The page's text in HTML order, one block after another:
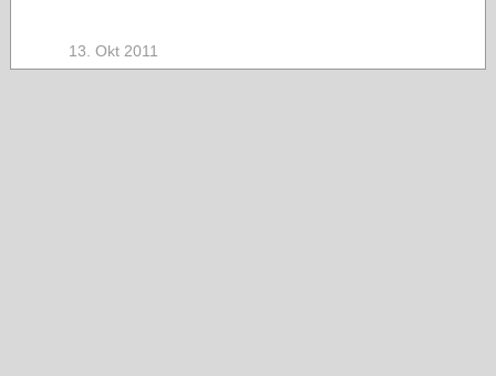
13. Okt 2011